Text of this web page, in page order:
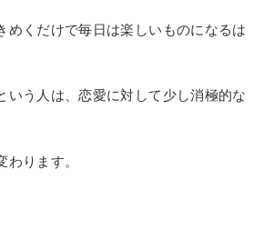
めくだけで毎日は楽しいものになるは
いう人は、恋愛に対して少し消極的な
ります。